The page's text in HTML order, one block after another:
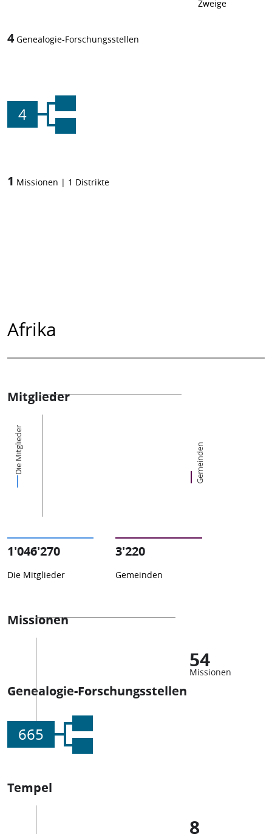
Zweige
4 Genealogie-Forschungsstellen
4
1 Missionen | 1 Distrikte
Afrika
Mitglieder
Die Mitglieder Gemeinden
1'046'270
Die Mitglieder
3'220
Gemeinden
Missionen
54
Missionen
Genealogie-Forschungsstellen
665
Tempel
8